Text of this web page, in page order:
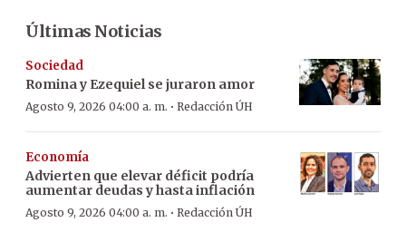
Últimas Noticias
Sociedad
Romina y Ezequiel se juraron amor
Agosto 9, 2026 04:00 a. m. · Redacción ÚH
Economía
Advierten que elevar déficit podría
aumentar deudas y hasta inflación
Agosto 9, 2026 04:00 a. m. · Redacción ÚH